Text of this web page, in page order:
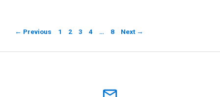
← Previous Page
1 Page
2 Page
3 Page
4 … Page
8 Next →